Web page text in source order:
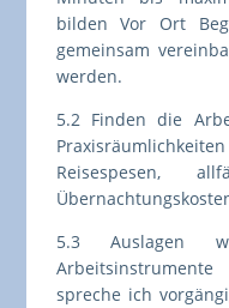
bilden Vor Ort
gemeinsam
werden.
5.2 Finden die
Reisespesen,
5.3 Auslagen
spreche ich